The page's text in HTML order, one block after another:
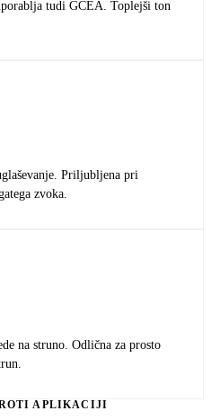
tudi GCEA. Toplejši ton
Priljubljena pri
zvoka.
na struno. Odlična za prosto
APLIKACIJI